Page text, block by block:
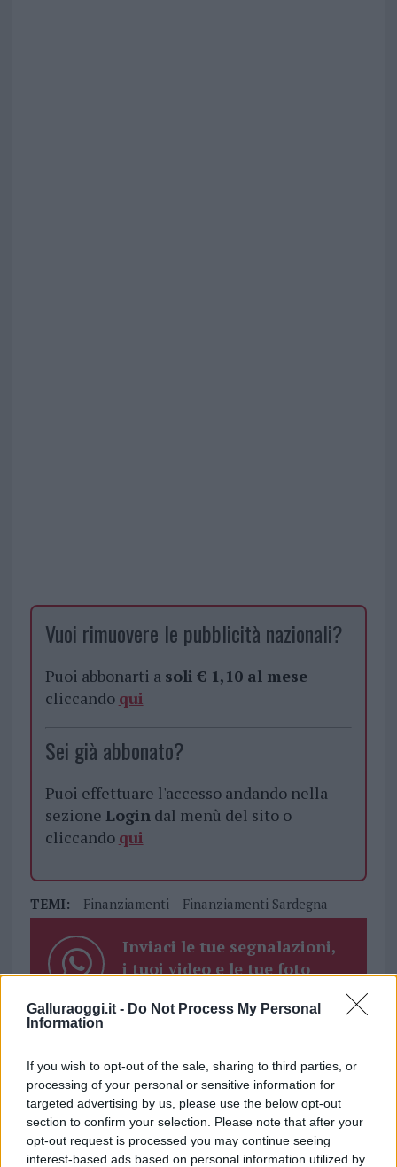
Galluraoggi.it - Do Not Process My Personal
Information
If you wish to opt-out of the sale, sharing to third parties, or
processing of your personal or sensitive information for
targeted advertising by us, please use the below opt-out
section to confirm your selection. Please note that after your
opt-out request is processed you may continue seeing
interest-based ads based on personal information utilized by
Vuoi rimuovere le pubblicità nazionali?
Puoi abbonarti a soli € 1,10 al mese
cliccando qui
Sei già abbonato?
Puoi effettuare l'accesso andando nella
sezione Logindal menù del sito o
cliccando qui
TEMI: Finanziamenti Finanziamenti Sardegna
Inviaci le tue segnalazioni,
i tuoi video e le tue foto
345 356 7512
Notizie in tempo reale?
Entra nel canale telegram di
GalluraOggi.it